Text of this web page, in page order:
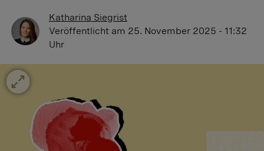
Katharina Siegrist
Veröffentlicht am 25. November 2025 - 11:32
Uhr